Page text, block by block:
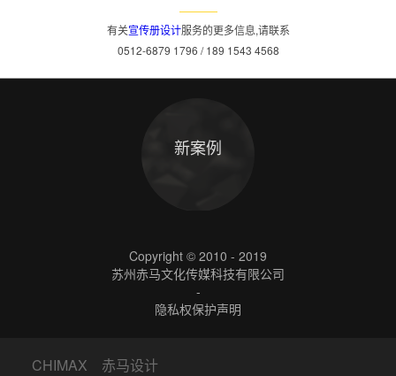
有关宣传册设计服务的更多信息,请联系
0512-6879 1796 / 189 1543 4568
新案例
Copyright © 2010 - 2019
苏州赤马文化传媒科技有限公司
-
隐私权保护声明
CHIMAX 赤马设计